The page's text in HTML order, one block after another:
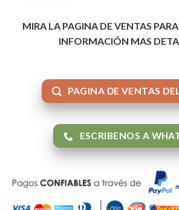
MIRA LA PAGINA DE VENTAS
INFORMACIÓN MAS
PAGINA DE VENTAS
ESCRIBENOS A